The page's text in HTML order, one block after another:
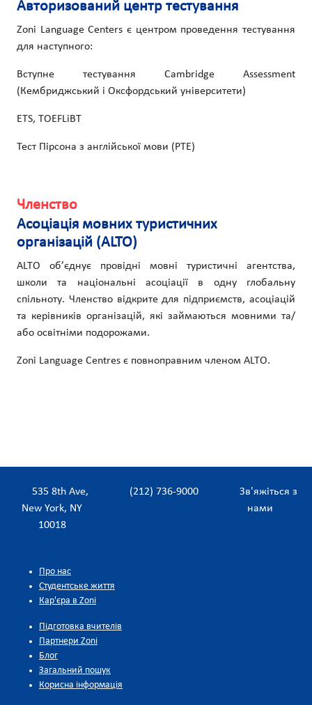
Авторизований центр тестування
Zoni Language Centers є центром проведення тестування
для наступного:
Вступне тестування Cambridge Assessment
(Кембриджський і Оксфордський університети)
ETS, TOEFLiBT
Тест Пірсона з англійської мови (PTE)
Членство
Асоціація мовних туристичних
організацій (ALTO)
ALTO об’єднує провідні мовні туристичні агентства,
школи та національні асоціації в одну глобальну
спільноту. Членство відкрите для підприємств, асоціацій
та керівників організацій, які займаються мовними та/
або освітніми подорожами.
Zoni Language Centres є повноправним членом ALTO.
535 8th Ave,
New York, NY
10018
(212) 736-9000
Зв'яжіться з
нами
Про нас
Студентське життя
Кар'єра в Zoni
Підготовка вчителів
Партнери Zoni
Блог
Загальний пошук
Корисна інформація